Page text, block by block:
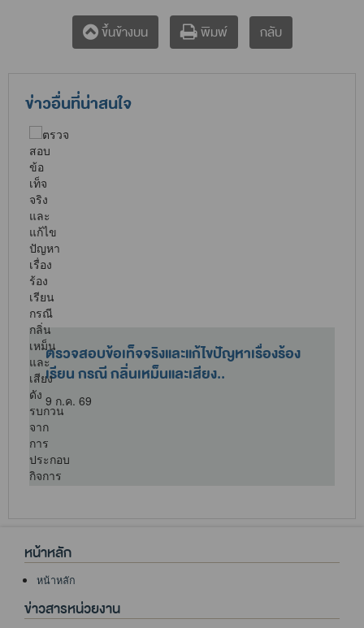
ขึ้นข้างบน พิมพ์ กลับ
ข่าวอื่นที่น่าสนใจ
เข้าร่วมสังเกตการณ์ในการทดสอบเดิน
เครื่องจักร เพื่อตรวจวัดคุณภาพอากาศที..
1 ก.ค. 69
หน้าหลัก
หน้าหลัก
ข่าวสารหน่วยงาน